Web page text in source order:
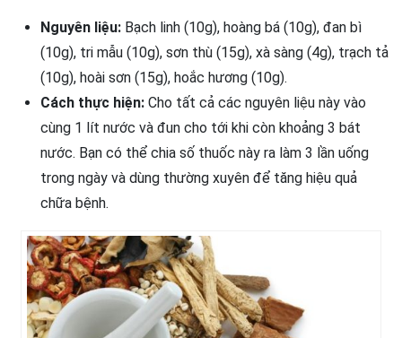
Nguyên liệu: Bạch linh (10g), hoàng bá (10g), đan bì
(10g), tri mẫu (10g), sơn thù (15g), xà sàng (4g), trạch tả
(10g), hoài sơn (15g), hoắc hương (10g).
Cách thực hiện: Cho tất cả các nguyên liệu này vào
cùng 1 lít nước và đun cho tới khi còn khoảng 3 bát
nước. Bạn có thể chia số thuốc này ra làm 3 lần uống
trong ngày và dùng thường xuyên để tăng hiệu quả
chữa bệnh.